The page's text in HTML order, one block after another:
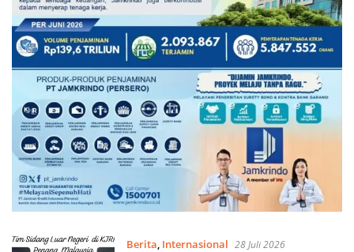
Berita, Internasional 28 Juli 2026